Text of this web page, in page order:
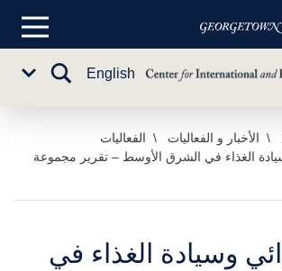
القائمة
English
تبديل
الأخبار و الفعاليات
الفعاليات
الغذاء في الشرق الأوسط – تقرير مجموعة
وسيادة الغذاء في